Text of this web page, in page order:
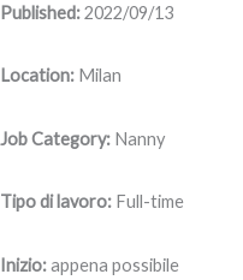
Published:2022/09/13
Location: Milan
Job Category: Nanny
Tipo di lavoro: Full-time
Inizio:appena possibile